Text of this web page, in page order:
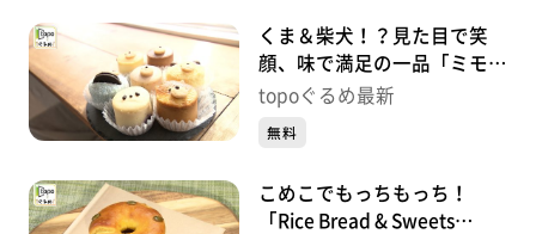
くま＆柴犬！？見た目で笑
顔、味で満足の一品「ミモザ
チーズケーキ」（太白区袋
topoぐるめ最新
無料
こめこでもっちもっち！
「Rice Bread & Sweets